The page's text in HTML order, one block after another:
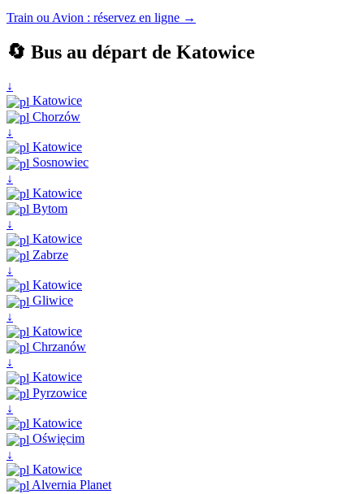
Train ou Avion : réservez en ligne →
🔄 Bus au départ de Katowice
↓
Katowice
Chorzów
↓
Katowice
Sosnowiec
↓
Katowice
Bytom
↓
Katowice
Zabrze
↓
Katowice
Gliwice
↓
Katowice
Chrzanów
↓
Katowice
Pyrzowice
↓
Katowice
Oświęcim
↓
Katowice
Alvernia Planet